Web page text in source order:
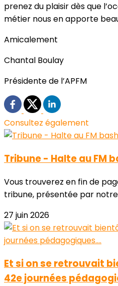
prenez du plaisir dès que
métier nous en apporte
Amicalement
Chantal Boulay
Présidente de l’APFM
Consultez également
Tribune - Halte au FM
Vous trouverez en fin de
tribune, présentée par
27 juin 2026
Et si on se retrouvait
42e journées